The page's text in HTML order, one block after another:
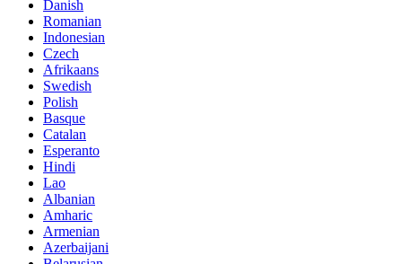
Danish
Romanian
Indonesian
Czech
Afrikaans
Swedish
Polish
Basque
Catalan
Esperanto
Hindi
Lao
Albanian
Amharic
Armenian
Azerbaijani